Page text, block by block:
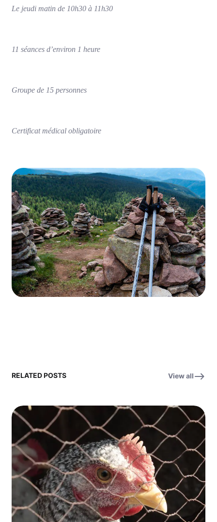
Le jeudi matin de 10h30 à 11h30
11 séances d’environ 1 heure
Groupe de 15 personnes
Certificat médical obligatoire
RELATED POSTS View all